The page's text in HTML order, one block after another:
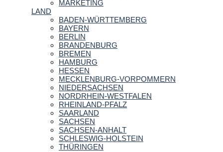
MARKETING
LAND
BADEN-WÜRTTEMBERG
BAYERN
BERLIN
BRANDENBURG
BREMEN
HAMBURG
HESSEN
MECKLENBURG-VORPOMMERN
NIEDERSACHSEN
NORDRHEIN-WESTFALEN
RHEINLAND-PFALZ
SAARLAND
SACHSEN
SACHSEN-ANHALT
SCHLESWIG-HOLSTEIN
THÜRINGEN